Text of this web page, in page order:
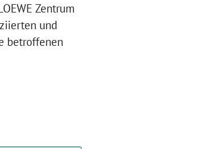
Zentrum
und
betroffenen